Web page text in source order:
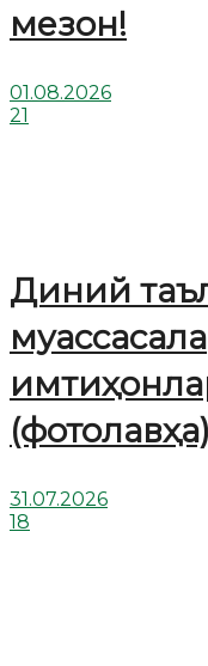
мезон!
01.08.2026
21
Диний
(фотолавҳа)
31.07.2026
18